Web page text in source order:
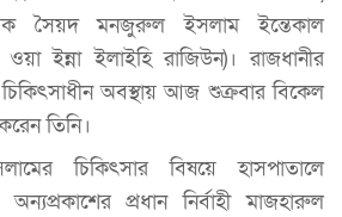
সৈয়দ মনজুরুল ইসলাম ইন্তেকাল
ওয়া ইন্না ইলাইহি রাজিউন)। রাজধানীর
অবস্থায় আজ শুক্রবার বিকেল
তিনি।
চিকিৎসার বিষয়ে হাসপাতালে
প্রধান নির্বাহী মাজহারুল